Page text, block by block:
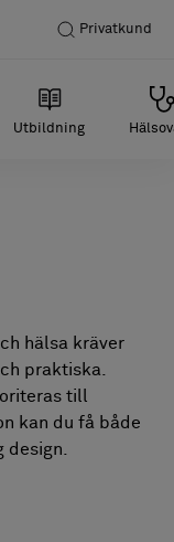
Privatkund
Utbildning
hälsa kräver
praktiska.
till
kan du få både